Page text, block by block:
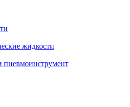
жидкости
пневмоинструмент